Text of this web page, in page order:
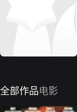
全部作品电影